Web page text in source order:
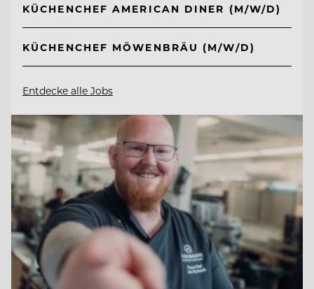
KÜCHENCHEF AMERICAN DINER (M/W/D)
KÜCHENCHEF MÖWENBRÄU (M/W/D)
Entdecke alle Jobs